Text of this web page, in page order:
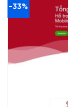
-33%